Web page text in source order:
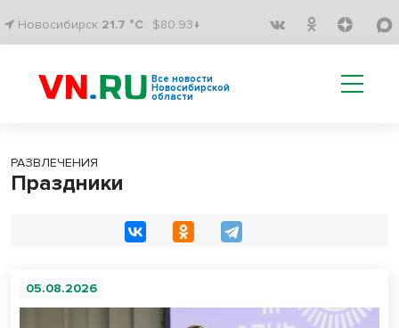
Новосибирск 21.7 °C $80.93↓
Все новости
Новосибирской
области
РАЗВЛЕЧЕНИЯ
Праздники
05.08.2026